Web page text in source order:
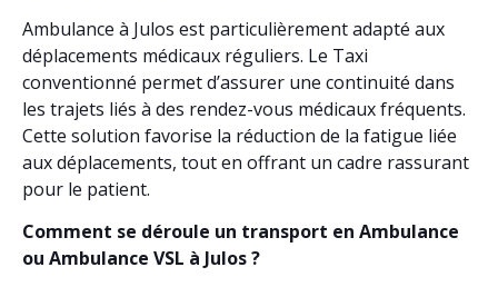
Ambulance à Julos est particulièrement adapté aux
déplacements médicaux réguliers. Le Taxi
conventionné permet d’assurer une continuité dans
les trajets liés à des rendez-vous médicaux fréquents.
Cette solution favorise la réduction de la fatigue liée
aux déplacements, tout en offrant un cadre rassurant
pour le patient.
Comment se déroule un transport en Ambulance
ou Ambulance VSL à Julos ?